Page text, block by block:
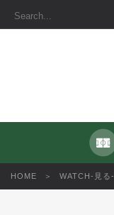
HOME WATCH-見る-